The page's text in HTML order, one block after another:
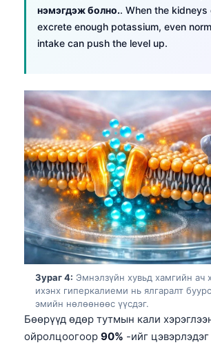
нэмэгдэж болно.. When the kidneys
excrete enough potassium, even
intake can push the level up.
Зураг 4: Эмнэлзүйн хувьд хамгийн ач
ихэнх гиперкалиеми нь ялгаралт
эмийн нөлөөнөөс үүсдэг.
Бөөрүүд өдөр тутмын кали
ойролцоогоор 90% -ийг цэвэрлэдэг